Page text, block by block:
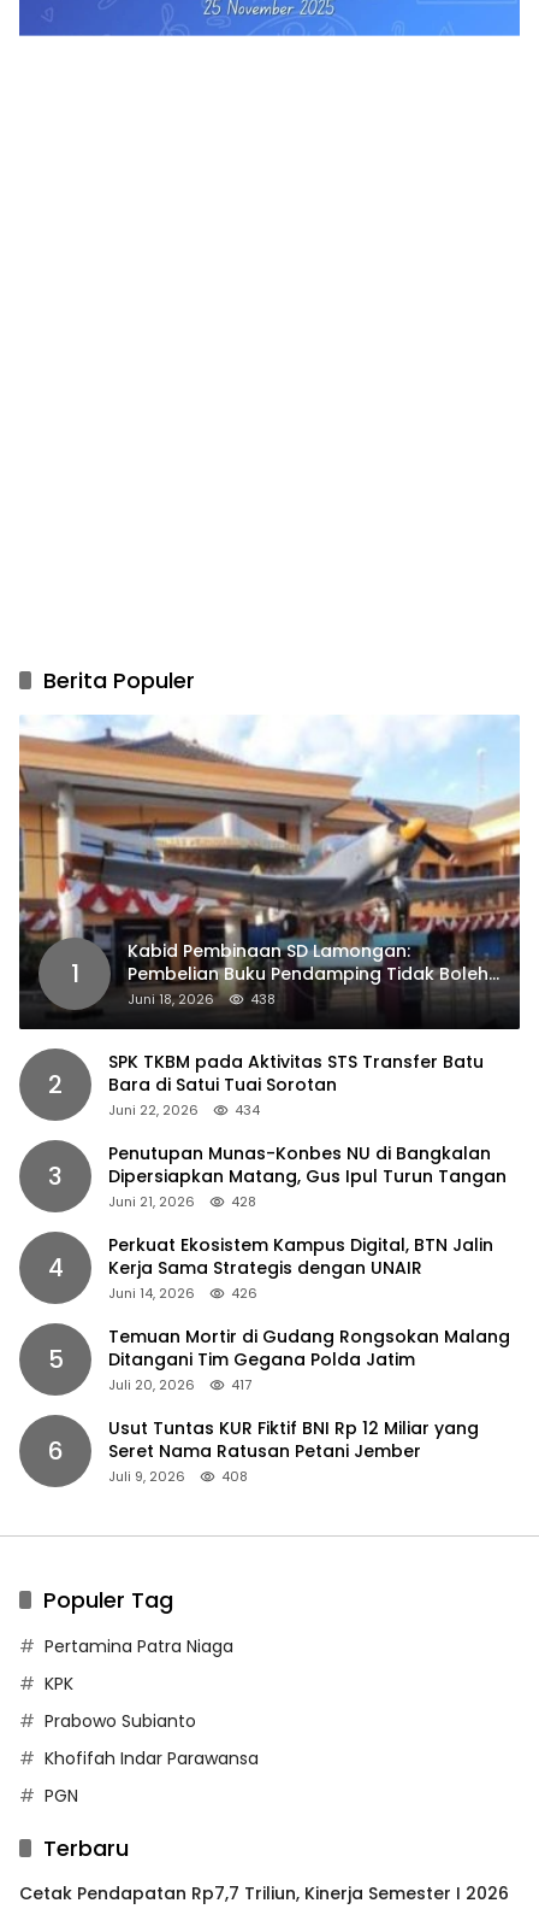
Berita Populer
1
Kabid Pembinaan SD Lamongan:
Pembelian Buku Pendamping Tidak Boleh
Dipaksakan
Juni 18, 2026 438
2
SPK TKBM pada Aktivitas STS Transfer Batu
Bara di Satui Tuai Sorotan
Juni 22, 2026 434
3
Penutupan Munas-Konbes NU di Bangkalan
Dipersiapkan Matang, Gus Ipul Turun Tangan
Juni 21, 2026 428
4
Perkuat Ekosistem Kampus Digital, BTN Jalin
Kerja Sama Strategis dengan UNAIR
Juni 14, 2026 426
5
Temuan Mortir di Gudang Rongsokan Malang
Ditangani Tim Gegana Polda Jatim
Juli 20, 2026 417
6
Usut Tuntas KUR Fiktif BNI Rp 12 Miliar yang
Seret Nama Ratusan Petani Jember
Juli 9, 2026 408
Populer Tag
Pertamina Patra Niaga
KPK
Prabowo Subianto
Khofifah Indar Parawansa
PGN
Terbaru
Cetak Pendapatan Rp7,7 Triliun, Kinerja Semester I 2026